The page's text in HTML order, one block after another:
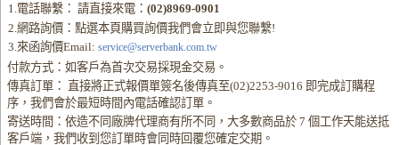
1.電話聯繫： 請直接來電：(02)8969-0901
2.網路詢價：點選本頁購買詢價我們會立即與您聯繫!
3.來函詢價Email: service@serverbank.com.tw
付款方式：如客戶為首次交易採現金交易。
傳真訂單： 直接將正式報價單簽名後傳真至(02)2253-9016 即完成訂購程
序，我們會於最短時間內電話確認訂單。
寄送時間：依造不同廠牌代理商有所不同，大多數商品於 7 個工作天能送抵
客戶端，我們收到您訂單時會同時回覆您確定交期。